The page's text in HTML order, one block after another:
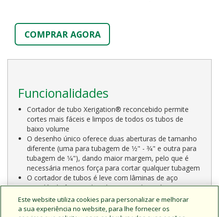
COMPRAR AGORA
Funcionalidades
Cortador de tubo Xerigation® reconcebido permite
cortes mais fáceis e limpos de todos os tubos de
baixo volume
O desenho único oferece duas aberturas de tamanho
diferente (uma para tubagem de 1⁄2" - 3⁄4" e outra para
tubagem de 1⁄4"), dando maior margem, pelo que é
necessária menos força para cortar qualquer tubagem
O cortador de tubos é leve com lâminas de aço
inoxidável Lâminas de substituição disponíveis (PPC-
200XBLD)
Este website utiliza cookies para personalizar e melhorar
a sua experiência no website, para lhe fornecer os